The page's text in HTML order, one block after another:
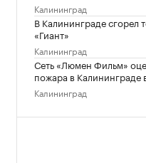
Калининград
В Калининграде сгорел
«Гиант»
Калининград
Сеть «Люмен Фильм»
пожара в Калининграде
Калининград